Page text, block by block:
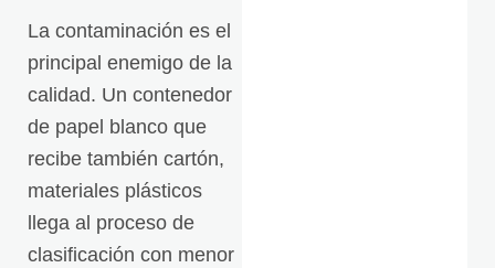
La contaminación es el
principal enemigo de la
calidad. Un contenedor
de papel blanco que
recibe también cartón,
materiales plásticos
llega al proceso de
clasificación con menor